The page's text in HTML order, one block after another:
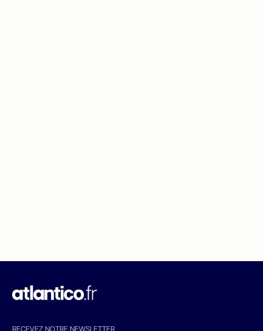
RECEVEZ NOTRE NEWSLETTER